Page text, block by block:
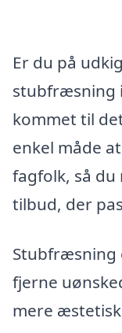
Er du på
stubfræsning
kommet til
enkel måde
fagfolk, så
tilbud, der
Stubfræsning
fjerne
mere